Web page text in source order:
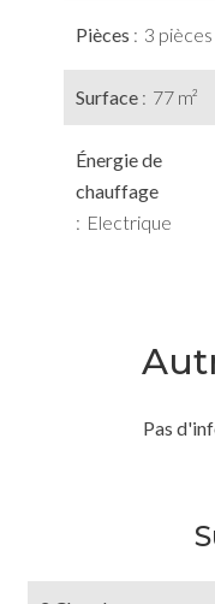
Pièces 3 pièces
Surface 77 m²
Énergie de
chauffage
Electrique
Pas